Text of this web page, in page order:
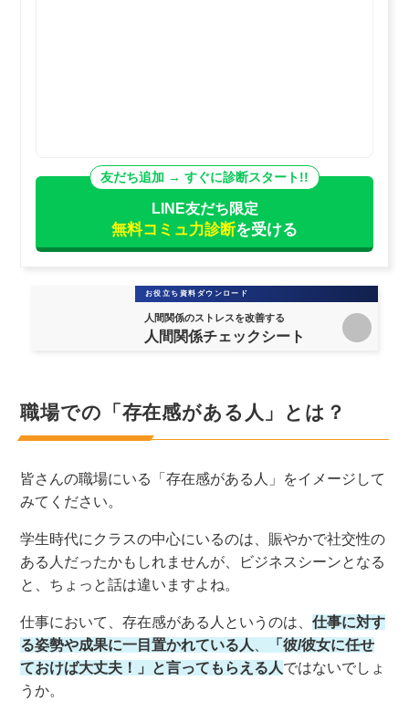
LINE友だち限定
無料コミュ力診断を受ける
お役立ち資料ダウンロード
人間関係のストレスを改善する
人間関係チェックシート
職場での「存在感がある人」とは？
皆さんの職場にいる「存在感がある人」をイメージして
みてください。
学生時代にクラスの中心にいるのは、賑やかで社交性の
ある人だったかもしれませんが、ビジネスシーンとなる
と、ちょっと話は違いますよね。
仕事において、存在感がある人というのは、仕事に対す
る姿勢や成果に一目置かれている人
「彼/彼女に任せ
ておけば大丈夫！」と言ってもらえる人ではないでしょ
うか。